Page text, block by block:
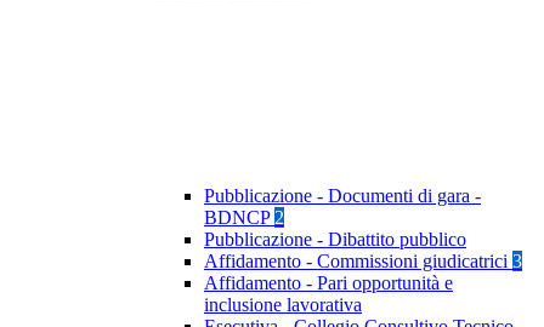
Pubblicazione - Documenti di gara -
BDNCP 2
Pubblicazione - Dibattito pubblico
Affidamento - Commissioni giudicatrici 3
Affidamento - Pari opportunità e
inclusione lavorativa